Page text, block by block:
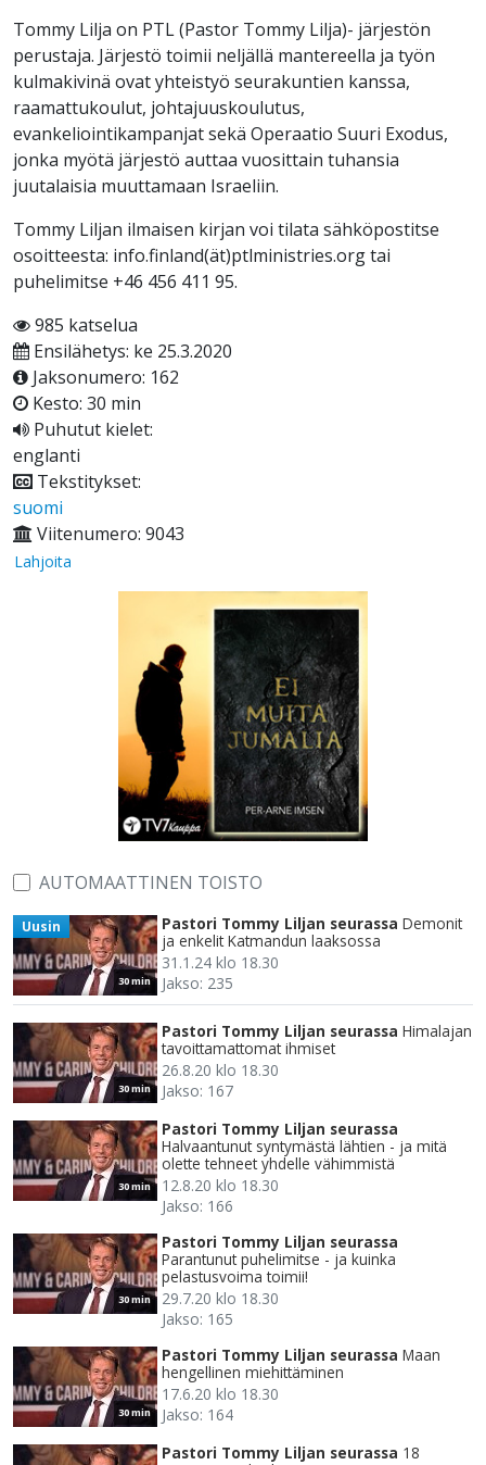
Tommy Lilja on PTL (Pastor Tommy Lilja)- järjestön
perustaja. Järjestö toimii neljällä mantereella ja työn
kulmakivinä ovat yhteistyö seurakuntien kanssa,
raamattukoulut, johtajuuskoulutus,
evankeliointikampanjat sekä Operaatio Suuri Exodus,
jonka myötä järjestö auttaa vuosittain tuhansia
juutalaisia muuttamaan Israeliin.
Tommy Liljan ilmaisen kirjan voi tilata sähköpostitse
osoitteesta: info.finland(ät)ptlministries.org tai
puhelimitse +46 456 411 95.
985 katselua
Ensilähetys: ke 25.3.2020
Jaksonumero: 162
Kesto: 30 min
Puhutut kielet:
englanti
Tekstitykset:
suomi
Viitenumero: 9043
Lahjoita
AUTOMAATTINEN TOISTO
30 min
Uusin Pastori Tommy Liljan seurassa Demonit
ja enkelit Katmandun laaksossa
31.1.24 klo 18.30
Jakso: 235
30 min
Pastori Tommy Liljan seurassa Himalajan
tavoittamattomat ihmiset
26.8.20 klo 18.30
Jakso: 167
30 min
Pastori Tommy Liljan seurassa
Halvaantunut syntymästä lähtien - ja mitä
olette tehneet yhdelle vähimmistä
12.8.20 klo 18.30
Jakso: 166
30 min
Pastori Tommy Liljan seurassa
Parantunut puhelimitse - ja kuinka
pelastusvoima toimii!
29.7.20 klo 18.30
Jakso: 165
30 min
Pastori Tommy Liljan seurassa Maan
hengellinen miehittäminen
17.6.20 klo 18.30
Jakso: 164
Pastori Tommy Liljan seurassa 18